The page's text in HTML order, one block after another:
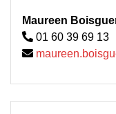
Maureen
01 60 39 69 13